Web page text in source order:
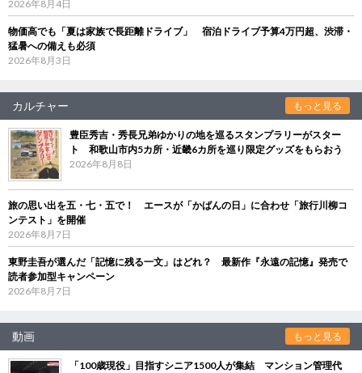
2026年8月4日
物価高でも「夏は家族で長距離ドライブ」 宿泊ドライブ予算4万円超、渋滞・
猛暑への備えも必須
2026年8月3日
カルチャー もっと見る
豊臣秀吉・秀長兄弟ゆかりの地を巡るスタンプラリーがスター
ト 和歌山市内5カ所・近畿6カ所を巡り限定グッズをもらおう
2026年8月8日
旅の思い出を五・七・五で！ エースが「かばんの日」に合わせ「旅行川柳コ
ンテスト」を開催
2026年8月7日
東野圭吾が選んだ「記憶に残る一文」はどれ？ 最新作『永遠の記憶』発売で
読者参加型キャンペーン
2026年8月7日
動画 もっと見る
「100歳現役」目指すシニア1500人が集結 マンション管理代